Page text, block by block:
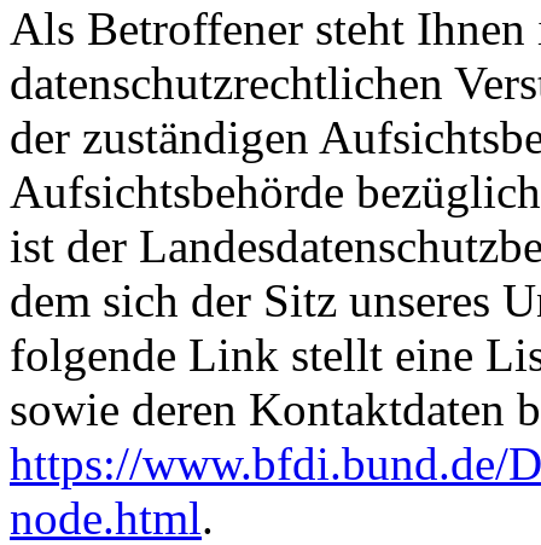
Als Betroffener steht Ihnen
datenschutzrechtlichen
der zuständigen
Aufsichtsbehörde
ist der
dem sich der Sitz unseres
folgende Link stellt eine
sowie deren Kontaktdaten
https://www.bfdi.bund.de/
node.html.